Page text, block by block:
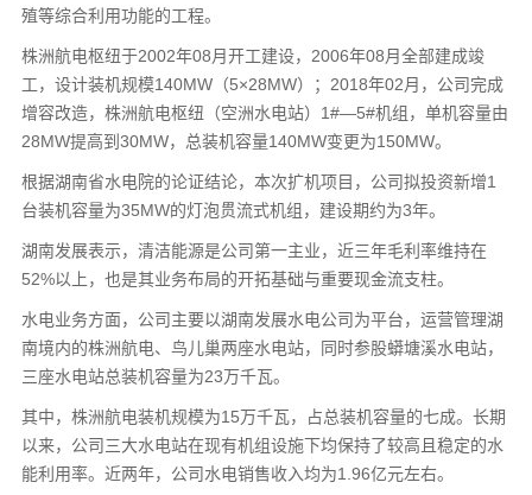
殖等综合利用功能的工程。
株洲航电枢纽于2002年08月开工建设，2006年08月全部建成竣
工，设计装机规模140MW（5×28MW）；2018年02月，公司完成
增容改造，株洲航电枢纽（空洲水电站）1#—5#机组，单机容量由
28MW提高到30MW，总装机容量140MW变更为150MW。
根据湖南省水电院的论证结论，本次扩机项目，公司拟投资新增1
台装机容量为35MW的灯泡贯流式机组，建设期约为3年。
湖南发展表示，清洁能源是公司第一主业，近三年毛利率维持在
52%以上，也是其业务布局的开拓基础与重要现金流支柱。
水电业务方面，公司主要以湖南发展水电公司为平台，运营管理湖
南境内的株洲航电、鸟儿巢两座水电站，同时参股蟒塘溪水电站，
三座水电站总装机容量为23万千瓦。
其中，株洲航电装机规模为15万千瓦，占总装机容量的七成。长期
以来，公司三大水电站在现有机组设施下均保持了较高且稳定的水
能利用率。近两年，公司水电销售收入均为1.96亿元左右。